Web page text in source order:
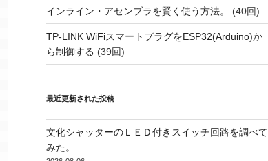
インライン・アセンブラを賢く使う方法。 (40回)
TP-LINK WiFiスマートプラグをESP32(Arduino)か
ら制御する (39回)
最近更新された投稿
文化シャッターのＬＥＤ付きスイッチ回路を調べて
みた。